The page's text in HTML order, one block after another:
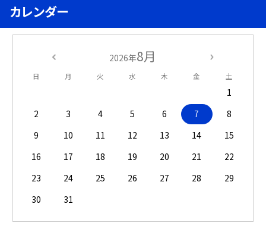
カレンダー
2026年8月
日 月 火 水 木 金 土
1
2
3 4 5 6 7
8
9
10 11 12 13 14
15
16
17 18 19 20 21
22
23
24 25 26 27 28
29
30
31